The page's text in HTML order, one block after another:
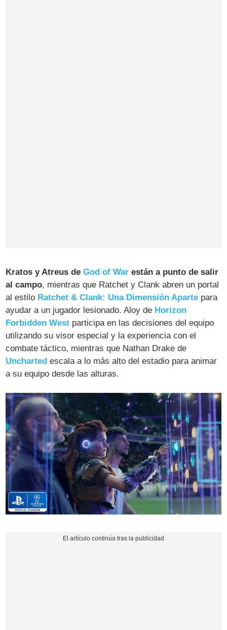
Kratos y Atreus deGod of War están a punto de salir
al campo, mientras que Ratchet y Clank abren un portal
al estilo Ratchet & Clank: Una Dimensión Aparte para
ayudar a un jugador lesionado. Aloy de Horizon
Forbidden West participa en las decisiones del equipo
utilizando su visor especial y la experiencia con el
combate táctico, mientras que Nathan Drake de
Uncharted escala a lo más alto del estadio para animar
a su equipo desde las alturas.